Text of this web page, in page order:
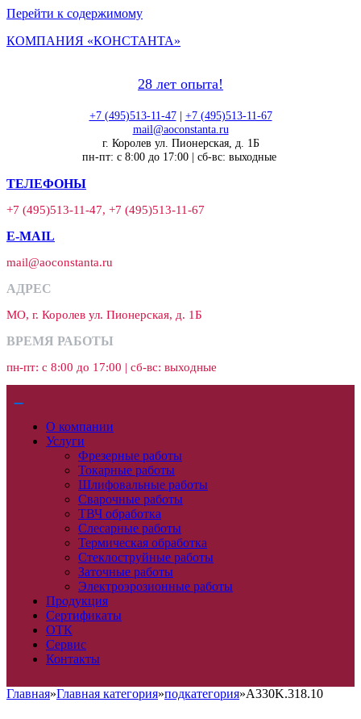
Перейти к содержимому
КОМПАНИЯ «КОНСТАНТА»
28 лет опыта!
+7 (495)513-11-47| +7 (495)513-11-67
mail@aoconstanta.ru
г. Королев ул. Пионерская, д. 1Б
пн-пт: с 8:00 до 17:00 | сб-вс: выходные
ТЕЛЕФОНЫ
+7 (495)513-11-47, +7 (495)513-11-67
E-MAIL
mail@aoconstanta.ru
АДРЕС
МО, г. Королев ул. Пионерская, д. 1Б
ВРЕМЯ РАБОТЫ
пн-пт: с 8:00 до 17:00 | сб-вс: выходные
О компании
Услуги
Фрезерные работы
Токарные работы
Шлифовальные работы
Сварочные работы
ТВЧ обработка
Слесарные работы
Термическая обработка
Стеклоструйные работы
Заточные работы
Электроэрозионные работы
Продукция
Сертификаты
ОТК
Сервис
Контакты
Главная»Главная категория»подкатегория»A330K.318.10